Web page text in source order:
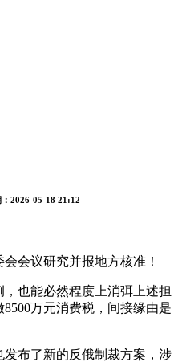
2026-05-18 21:12
会议研究并报地方核准！
也能必然程度上消弭上述担
万元消费税，间接缘由是
布了新的反俄制裁方案，涉